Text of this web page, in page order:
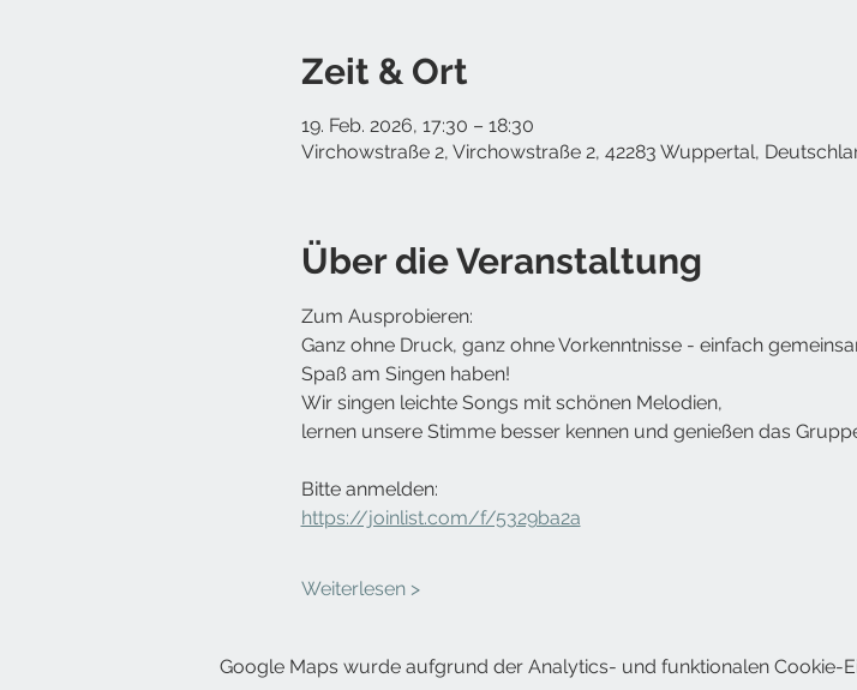
Zeit & Ort
19. Feb. 2026, 17:30 – 18:30
Virchowstraße 2, Virchowstraße 2, 42283 Wuppertal,
Über die Veranstaltung
Zum Ausprobieren:
Ganz ohne Druck, ganz ohne Vorkenntnisse - einfach
Spaß am Singen haben!
Wir singen leichte Songs mit schönen Melodien,
lernen unsere Stimme besser kennen und genießen das
Bitte anmelden:
https://joinlist.com/f/5329ba2a
Weiterlesen >
Google Maps wurde aufgrund der Analytics- und funktionalen Cookie-